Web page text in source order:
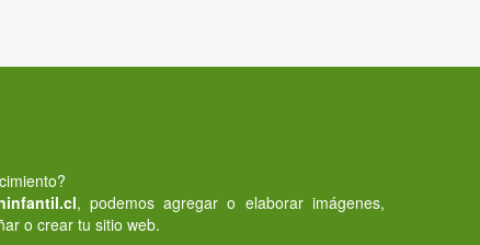
, podemos agregar o elaborar imágenes,
o crear tu sitio web.